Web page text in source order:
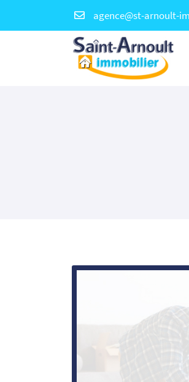
36 rue Charles de Gaulle
78730 ST ARNOULT EN YVELINES
INSCRIPTION